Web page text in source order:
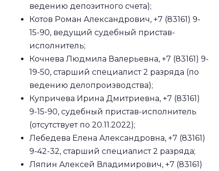
ведению депозитного счета);
Котов Роман Александрович, +7 (83161) 9-
15-90, ведущий судебный пристав-
исполнитель;
Кочнева Людмила Валерьевна, +7 (83161) 9-
19-50, старший специалист 2 разряда (по
ведению делопроизводства);
Купричева Ирина Дмитриевна, +7 (83161)
9-15-90, судебный пристав-исполнитель
(отсутствует по 20.11.2022);
Лебедева Елена Александровна, +7 (83161)
9-42-32, старший специалист 2 разряда;
Ляпин Алексей Владимирович, +7 (83161)